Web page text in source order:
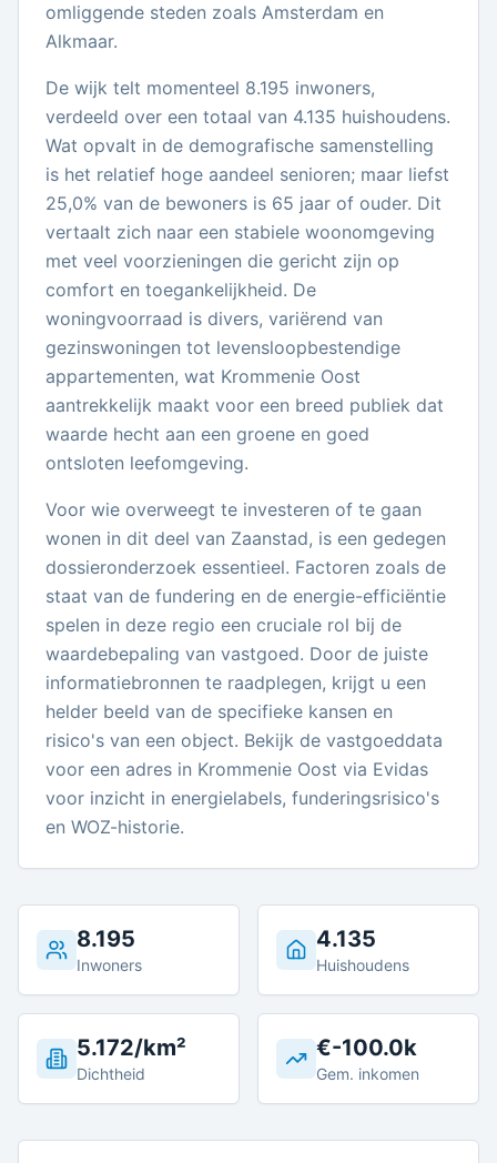
omliggende steden zoals Amsterdam en
Alkmaar.
De wijk telt momenteel 8.195 inwoners,
verdeeld over een totaal van 4.135 huishoudens.
Wat opvalt in de demografische samenstelling
is het relatief hoge aandeel senioren; maar liefst
25,0% van de bewoners is 65 jaar of ouder. Dit
vertaalt zich naar een stabiele woonomgeving
met veel voorzieningen die gericht zijn op
comfort en toegankelijkheid. De
woningvoorraad is divers, variërend van
gezinswoningen tot levensloopbestendige
appartementen, wat Krommenie Oost
aantrekkelijk maakt voor een breed publiek dat
waarde hecht aan een groene en goed
ontsloten leefomgeving.
Voor wie overweegt te investeren of te gaan
wonen in dit deel van Zaanstad, is een gedegen
dossieronderzoek essentieel. Factoren zoals de
staat van de fundering en de energie-efficiëntie
spelen in deze regio een cruciale rol bij de
waardebepaling van vastgoed. Door de juiste
informatiebronnen te raadplegen, krijgt u een
helder beeld van de specifieke kansen en
risico's van een object. Bekijk de vastgoeddata
voor een adres in Krommenie Oost via Evidas
voor inzicht in energielabels, funderingsrisico's
en WOZ-historie.
8.195
Inwoners
4.135
Huishoudens
5.172/km²
Dichtheid
€-100.0k
Gem. inkomen